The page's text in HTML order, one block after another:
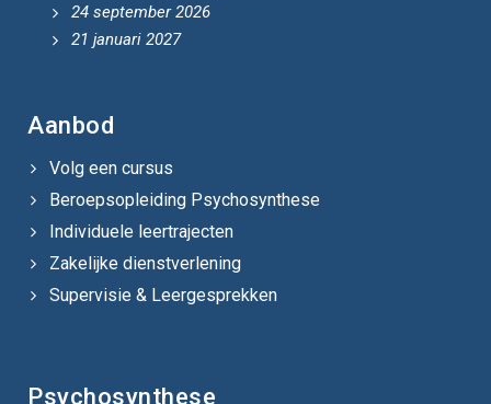
24 september 2026
21 januari 2027
Aanbod
Volg een cursus
Beroepsopleiding Psychosynthese
Individuele leertrajecten
Zakelijke dienstverlening
Supervisie & Leergesprekken
Psychosynthese